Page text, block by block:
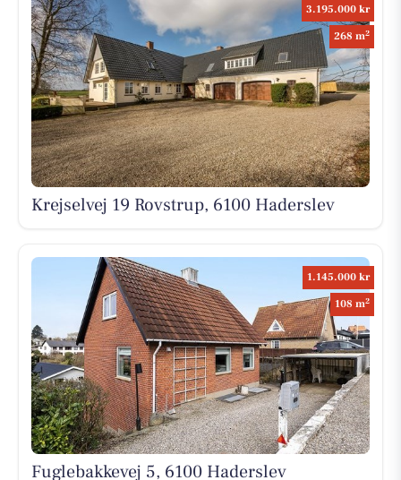
3.195.000 kr
268 m2
Krejselvej 19 Rovstrup, 6100 Haderslev
1.145.000 kr
108 m2
Fuglebakkevej 5, 6100 Haderslev